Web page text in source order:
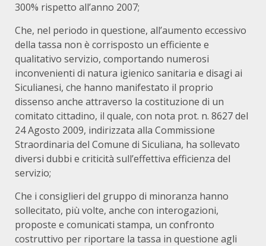
300% rispetto all’anno 2007;
Che, nel periodo in questione, all’aumento eccessivo
della tassa non è corrisposto un efficiente e
qualitativo servizio, comportando numerosi
inconvenienti di natura igienico sanitaria e disagi ai
Siculianesi, che hanno manifestato il proprio
dissenso anche attraverso la costituzione di un
comitato cittadino, il quale, con nota prot. n. 8627 del
24 Agosto 2009, indirizzata alla Commissione
Straordinaria del Comune di Siculiana, ha sollevato
diversi dubbi e criticità sull’effettiva efficienza del
servizio;
Che i consiglieri del gruppo di minoranza hanno
sollecitato, più volte, anche con interogazioni,
proposte e comunicati stampa, un confronto
costruttivo per riportare la tassa in questione agli